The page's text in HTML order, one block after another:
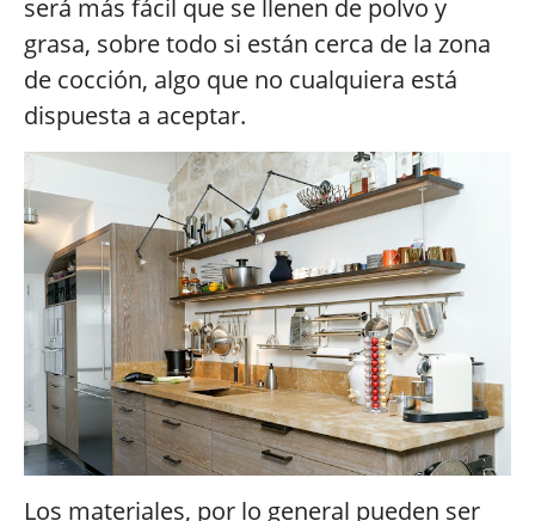
será más fácil que se llenen de polvo y
grasa, sobre todo si están cerca de la zona
de cocción, algo que no cualquiera está
dispuesta a aceptar.
Los materiales, por lo general pueden ser